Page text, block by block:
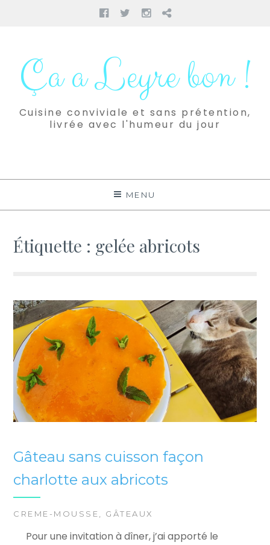
Facebook
TwitterInstagram
Pinterest
contenuÇa a Leyre bon !
Cuisine conviviale et sans prétention,
livrée avec l'humeur du jour
MENU
Étiquette : gelée abricots
Gâteau sans cuisson façon
charlotte aux abricots
CREME-MOUSSE, GÂTEAUX
Pour une invitation à dîner, j’ai apporté le